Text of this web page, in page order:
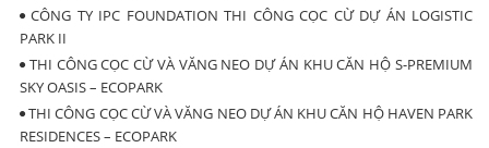
CÔNG TY IPC FOUNDATION THI CÔNG CỌC CỪ DỰ ÁN LOGISTIC
PARK II
THI CÔNG CỌC CỪ VÀ VĂNG NEO DỰ ÁN KHU CĂN HỘ S-PREMIUM
SKY OASIS – ECOPARK
THI CÔNG CỌC CỪ VÀ VĂNG NEO DỰ ÁN KHU CĂN HỘ HAVEN PARK
RESIDENCES – ECOPARK